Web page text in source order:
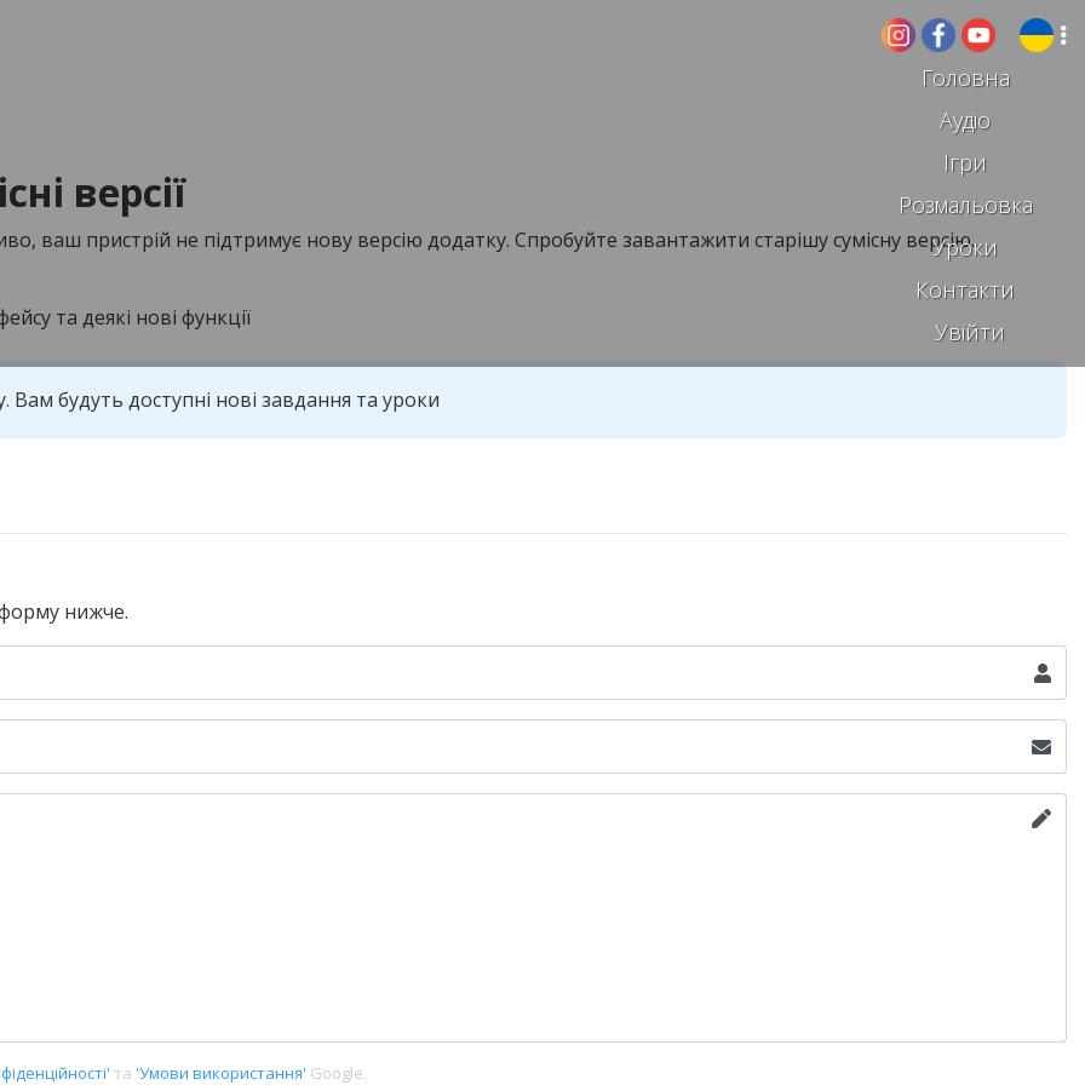
Головна
Аудіо
Ігри
Розмальовка
Уроки
Контакти
Увійти
версії
ваш пристрій не підтримує нову версію додатку. Спробуйте завантажити старішу сумісну версію.
та деякі нові функції
Вам будуть доступні нові завдання та уроки
нижче.
та 'Умови використання' Google.